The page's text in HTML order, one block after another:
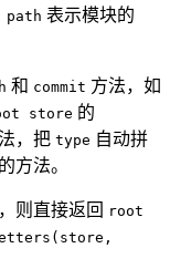
path 表示模块的
和 commit 方法，如
store 的
，把 type 自动拼
方法。
，则直接返回 root